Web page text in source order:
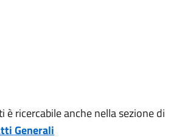
ricercabile anche nella sezione di
Generali